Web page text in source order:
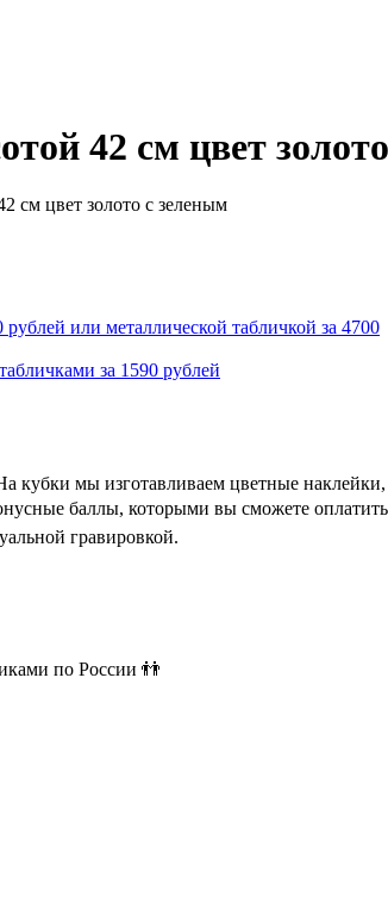
42 см цвет
см цвет золото с зеленым
или металлической табличкой за 4700
за 1590 рублей
кубки мы изготавливаем цветные
баллы, которыми вы сможете
гравировкой.
по России 👬